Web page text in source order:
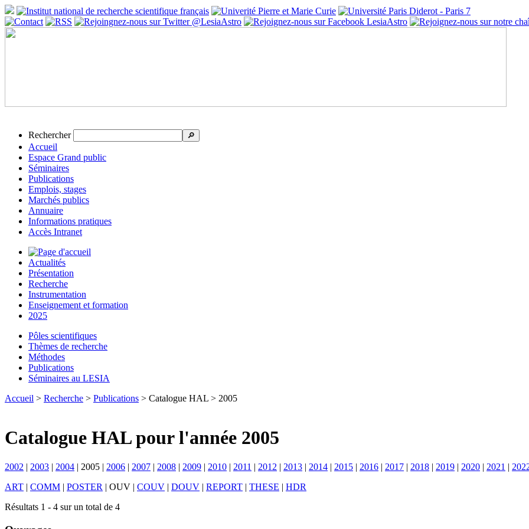
Rechercher 🔎
Accueil
Espace Grand public
Séminaires
Publications
Emplois, stages
Marchés publics
Annuaire
Informations pratiques
Accès Intranet
Actualités
Présentation
Recherche
Instrumentation
Enseignement et formation
2025
Pôles scientifiques
Thèmes de recherche
Méthodes
Publications
Séminaires au LESIA
Accueil > Recherche > Publications > Catalogue HAL > 2005
Catalogue HAL pour l'année 2005
2002 | 2003 | 2004 | 2005 | 2006 | 2007 | 2008 | 2009 | 2010 | 2011 | 2012 | 2013 | 2014 | 2015 | 2016 | 2017 | 2018 | 2019 | 2020 | 2021 |
ART | COMM | POSTER | OUV | COUV | DOUV | REPORT | THESE | HDR
Résultats 1 - 4 sur un total de 4